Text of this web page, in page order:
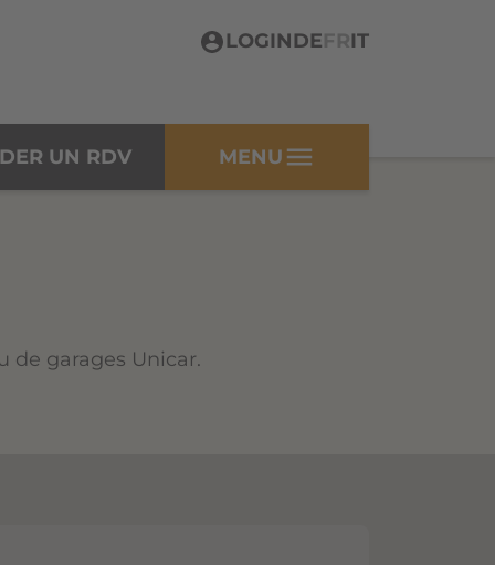
LOGINDEFRIT
UN RDV MENU menu
de garages Unicar.